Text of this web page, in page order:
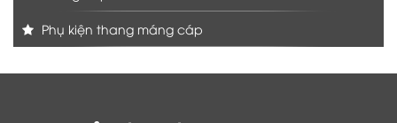
Phụ kiện thang máng cáp